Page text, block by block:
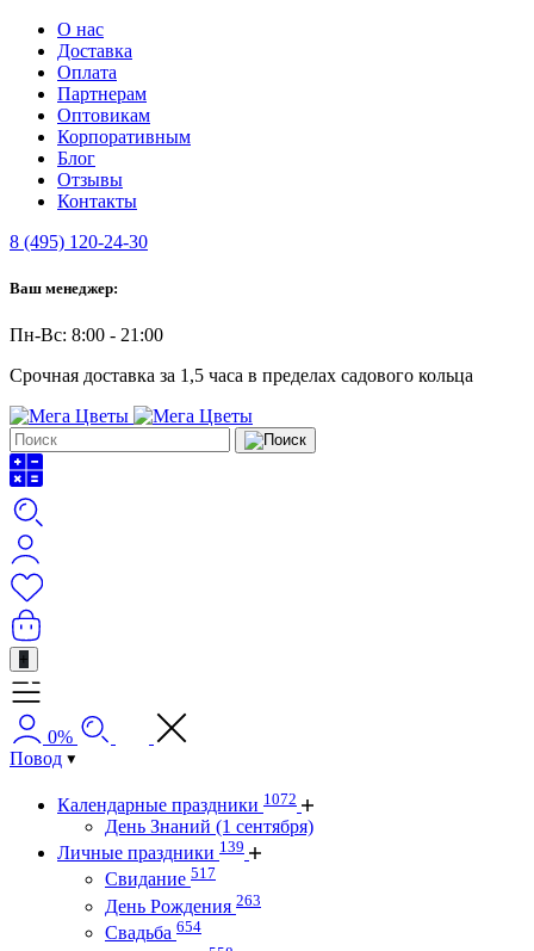
О нас
Доставка
Оплата
Партнерам
Оптовикам
Корпоративным
Блог
Отзывы
Контакты
8 (495) 120-24-30
Ваш менеджер:
Пн-Вс: 8:00 - 21:00
Срочная доставка за 1,5 часа в пределах садового кольца
+
0%
Повод
Календарные праздники 1072
День Знаний (1 сентября)
Личные праздники 139
Свидание 517
День Рождения 263
Свадьба 654